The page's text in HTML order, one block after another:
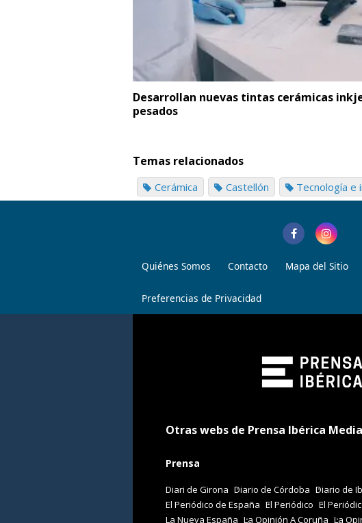
Desarrollan nuevas tintas cerámicas
pesados
Temas relacionados
Cerámica Castellón Tecnología e
Quiénes Somos Contacto Mapa del Sitio
Preferencias de Privacidad
Otras webs de Prensa Ibérica Media
Prensa
Diari de Girona Diario de Córdoba Diario de
El Periódico de España El Periódico El
La Nueva España La Opinión A Coruña La